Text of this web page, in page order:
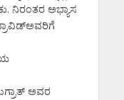
ನಿರಂತರ ಅಭ್ಯಾಸ
ಅವರ